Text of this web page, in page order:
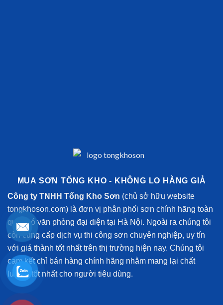
MUA SƠN TỔNG KHO - KHÔNG LO HÀNG GIẢ
Công ty TNHH Tổng Kho Sơn (chủ sở hữu website
tongkhoson.com) là đơn vị phân phối sơn chính hãng toàn
quốc có văn phòng đại diện tại Hà Nội. Ngoài ra chúng tôi
còn cung cấp dịch vụ thi công sơn chuyên nghiệp, uy tín
với giá thành tốt nhất trên thị trường hiện nay. Chúng tôi
cam kết chỉ bán hàng chính hãng nhằm mang lại chất
lượng tốt nhất cho người tiêu dùng.